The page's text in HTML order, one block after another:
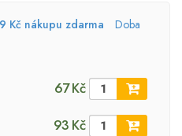
Kč nákupu zdarma
Doba
67 Kč
93 Kč